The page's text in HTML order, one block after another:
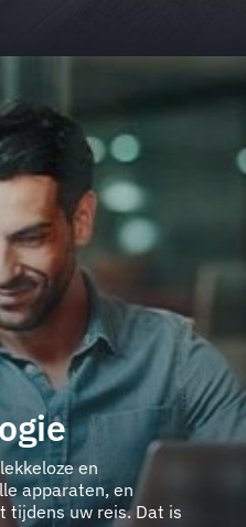
en
apparaten, en
tijdens uw reis. Dat is